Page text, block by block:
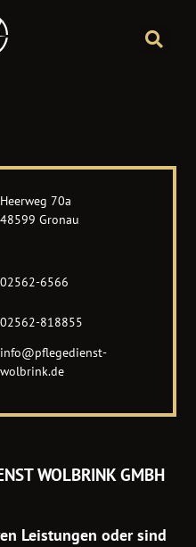
Heerweg 70a
48599 Gronau
02562-6566
02562-818855
info@pflegedienst-
wolbrink.de
WOLBRINK GMBH
Leistungen oder sind